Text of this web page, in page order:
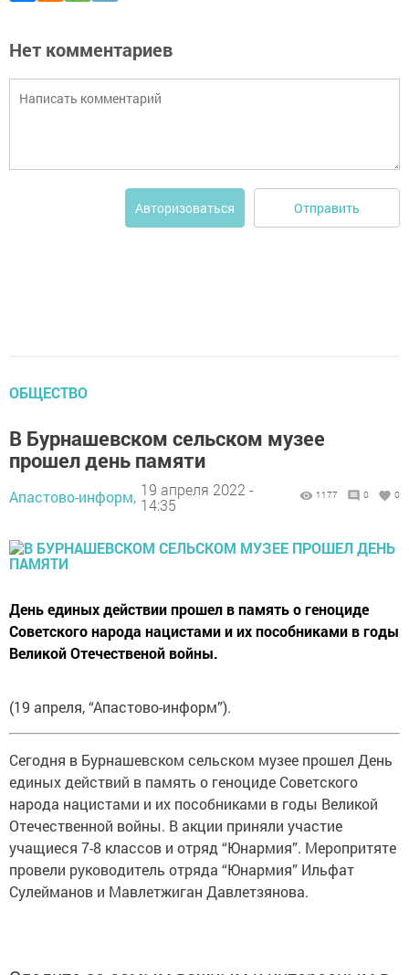
Нет комментариев
Авторизоваться Отправить
ОБЩЕСТВО
В Бурнашевском сельском музее
прошел день памяти
Апастово-информ, 19 апреля 2022 -
14:35
1177 0 0
День единых действии прошел в память о геноциде
Советского народа нацистами и их пособниками в годы
Великой Отечественой войны.
(19 апреля, “Апастово-информ”).
Сегодня в Бурнашевском сельском музее прошел День
единых действий в память о геноциде Советского
народа нацистами и их пособниками в годы Великой
Отечественной войны. В акции приняли участие
учащиеся 7-8 классов и отряд “Юнармия”. Меропритяте
провели руководитель отряда “Юнармия” Ильфат
Сулейманов и Мавлетжиган Давлетзянова.